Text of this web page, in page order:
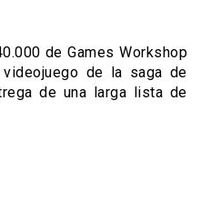
de Games Workshop
de la saga de
de una larga lista de